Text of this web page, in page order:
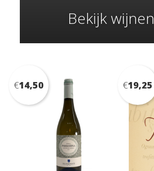
Bekijk wijnen
€14,50 €19,25